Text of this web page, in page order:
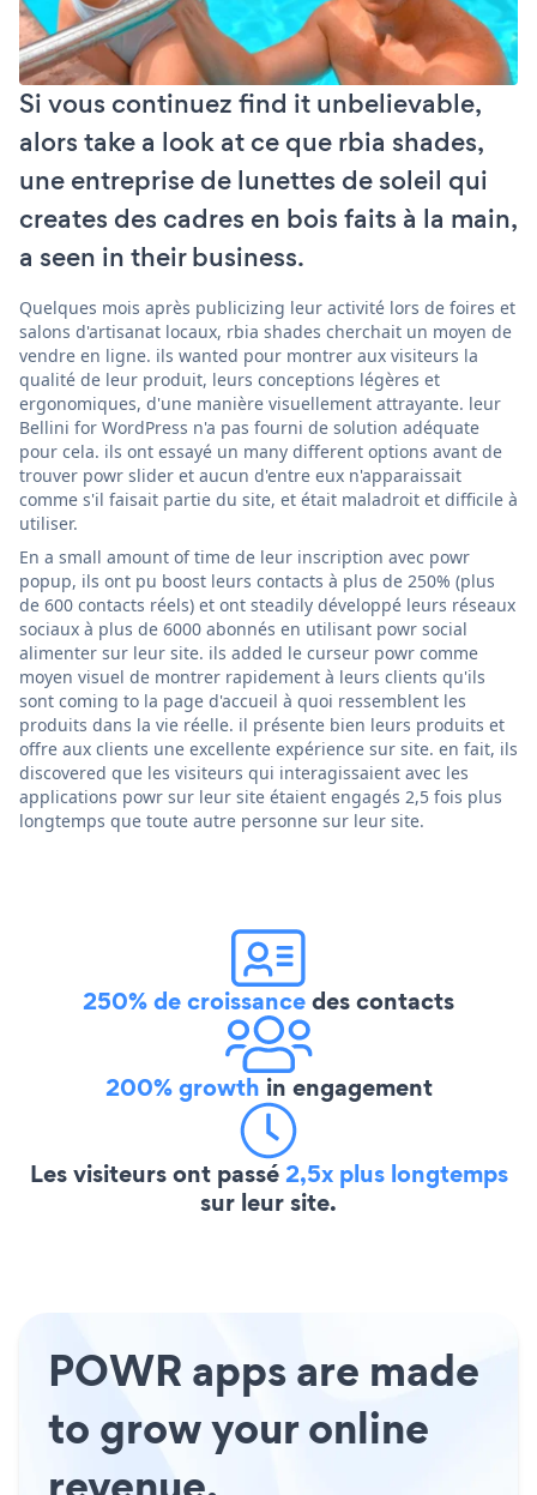
Si vous continuez find it unbelievable,
alors take a look at ce que rbia shades,
une entreprise de lunettes de soleil qui
creates des cadres en bois faits à la main,
a seen in their business.
Quelques mois après publicizing leur activité lors de foires et
salons d'artisanat locaux, rbia shades cherchait un moyen de
vendre en ligne. ils wanted pour montrer aux visiteurs la
qualité de leur produit, leurs conceptions légères et
ergonomiques, d'une manière visuellement attrayante. leur
Bellini for WordPress n'a pas fourni de solution adéquate
pour cela. ils ont essayé un many different options avant de
trouver powr slider et aucun d'entre eux n'apparaissait
comme s'il faisait partie du site, et était maladroit et difficile à
utiliser.
En a small amount of time de leur inscription avec powr
popup, ils ont pu boost leurs contacts à plus de 250% (plus
de 600 contacts réels) et ont steadily développé leurs réseaux
sociaux à plus de 6000 abonnés en utilisant powr social
alimenter sur leur site. ils added le curseur powr comme
moyen visuel de montrer rapidement à leurs clients qu'ils
sont coming to la page d'accueil à quoi ressemblent les
produits dans la vie réelle. il présente bien leurs produits et
offre aux clients une excellente expérience sur site. en fait, ils
discovered que les visiteurs qui interagissaient avec les
applications powr sur leur site étaient engagés 2,5 fois plus
longtemps que toute autre personne sur leur site.
250% de croissancedes contacts
200% growth in engagement
Les visiteurs ont passé2,5x plus longtemps
sur leur site.
POWR apps are made
to grow your online